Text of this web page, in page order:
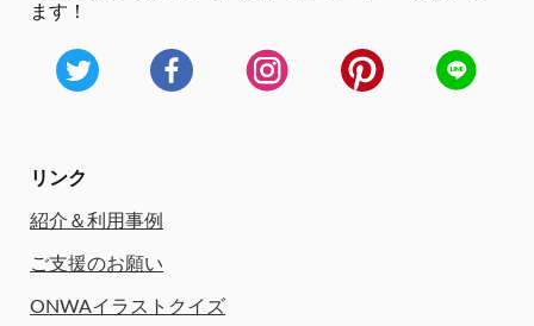
ます！
リンク
紹介＆利用事例
ご支援のお願い
ONWAイラストクイズ